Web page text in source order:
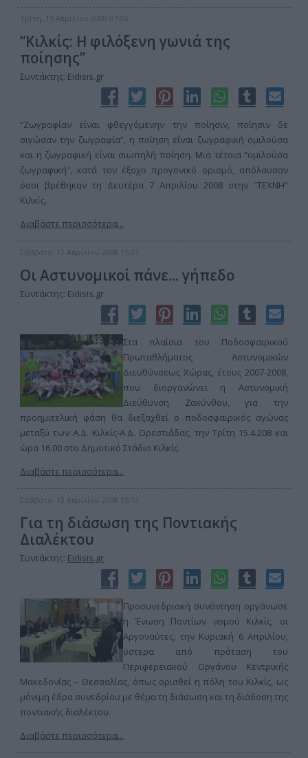
Τρίτη, 15 Απριλίου 2008 07:06
“Κιλκίς: Η φιλόξενη γωνιά της
ποίησης”
Συντάκτης: Eidisis.gr
“Ζωγραφίαν είναι φθεγγόμενην την ποίησιν, ποίησιν δε
σιγώσαν την ζωγραφία”, η ποίηση είναι ζωγραφική ομιλούσα
και η ζωγραφική είναι σιωπηλή ποίηση. Μια τέτοια “ομιλούσα
ζωγραφική”, κατά τον έξοχο προγονικό ορισμό, απόλαυσαν
όσοι βρέθηκαν τη Δευτέρα 7 Απριλίου 2008 στην “ΤΕΧΝΗ”
Κιλκίς.
Διαβάστε περισσότερα...
Σάββατο, 12 Απριλίου 2008 15:27
Οι Αστυνομικοί πάνε... γήπεδο
Συντάκτης: Eidisis.gr
Στα πλαίσια του Ποδοσφαιρικού
Πρωταθλήματος Αστυνομικών
Διευθύνσεως Χώρας, έτους 2007-2008,
που διοργανώνει η Αστυνομική
Διεύθυνση Ζακύνθου, για την
προημιτελική φάση θα διεξαχθεί ο ποδοσφαιρικός αγώνας
μεταξύ των Α.Δ. Κιλκίς-Α.Δ. Ορεστιάδας, την Τρίτη 15.4.208 και
ώρα 16.00 στο Δημοτικό Στάδιο Κιλκίς.
Διαβάστε περισσότερα...
Σάββατο, 12 Απριλίου 2008 15:13
Για τη διάσωση της Ποντιακής
Διαλέκτου
Συντάκτης: Eidisis.gr
Προσυνεδριακή συνάντηση οργάνωσε
η Ένωση Ποντίων νομού Κιλκίς, οι
Αργοναύτες, την Κυριακή 6 Απριλίου,
ύστερα από πρόταση του
Περιφερειακού Οργάνου Κεντρικής
Μακεδονίας – Θεσσαλίας, όπως ορισθεί η πόλη του Κιλκίς, ως
μόνιμη έδρα συνεδρίου με θέμα τη διάσωση και τη διάδοση της
ποντιακής διαλέκτου.
Διαβάστε περισσότερα...